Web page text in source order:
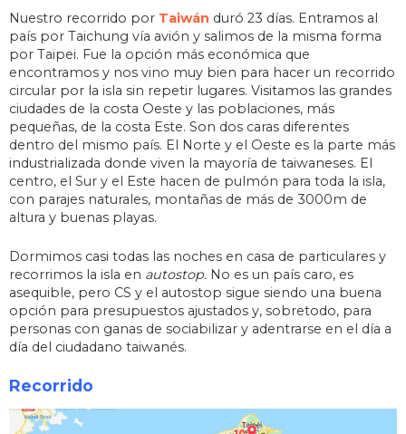
Nuestro recorrido por Taiwán duró 23 días. Entramos al
país por Taichung vía avión y salimos de la misma forma
por Taipei. Fue la opción más económica que
encontramos y nos vino muy bien para hacer un recorrido
circular por la isla sin repetir lugares. Visitamos las grandes
ciudades de la costa Oeste y las poblaciones, más
pequeñas, de la costa Este. Son dos caras diferentes
dentro del mismo país. El Norte y el Oeste es la parte más
industrializada donde viven la mayoría de taiwaneses. El
centro, el Sur y el Este hacen de pulmón para toda la isla,
con parajes naturales, montañas de más de 3000m de
altura y buenas playas.
Dormimos casi todas las noches en casa de particulares y
recorrimos la isla en autostop. No es un país caro, es
asequible, pero CS y el autostop sigue siendo una buena
opción para presupuestos ajustados y, sobretodo, para
personas con ganas de sociabilizar y adentrarse en el día a
día del ciudadano taiwanés.
Recorrido